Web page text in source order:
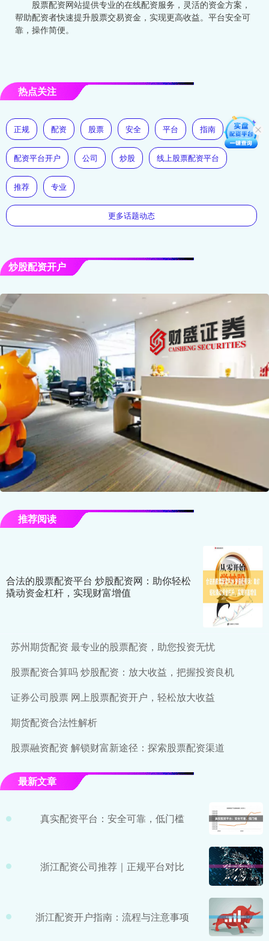
股票配资网站提供专业的在线配资服务，灵活的资金方案，
帮助配资者快速提升股票交易资金，实现更高收益。平台安全可
靠，操作简便。
热点关注
正规 配资 股票 安全 平台 指南
配资平台开户 公司 炒股 线上股票配资平台
推荐 专业
更多话题动态
炒股配资开户
推荐阅读
合法的股票配资平台 炒股配资网：助你轻松
撬动资金杠杆，实现财富增值
苏州期货配资 最专业的股票配资，助您投资无忧
股票配资合算吗 炒股配资：放大收益，把握投资良机
证券公司股票 网上股票配资开户，轻松放大收益
期货配资合法性解析
股票融资配资 解锁财富新途径：探索股票配资渠道
最新文章
真实配资平台：安全可靠，低门槛
浙江配资公司推荐｜正规平台对比
浙江配资开户指南：流程与注意事项